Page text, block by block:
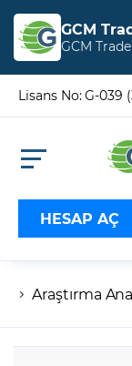
GCM
GCM
Lisans No: G-039
HESAP AÇ
Hesap
Şifreniz
Araştırma